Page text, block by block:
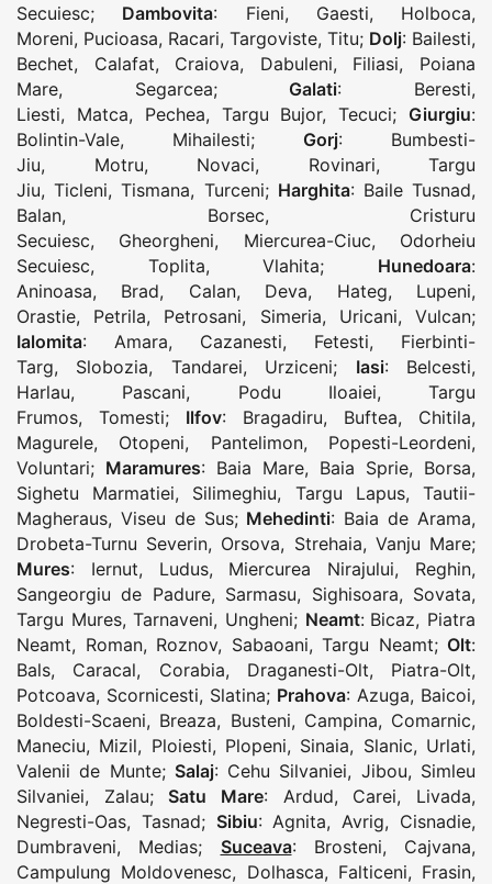
Secuiesc; Dambovita: Fieni, Gaesti, Holboca,
Moreni, Pucioasa, Racari, Targoviste, Titu; Dolj: Bailesti,
Bechet, Calafat, Craiova, Dabuleni, Filiasi, Poiana
Mare, Segarcea; Galati: Beresti,
Liesti, Matca, Pechea, Targu Bujor,Tecuci; Giurgiu:
Bolintin-Vale, Mihailesti; Gorj: Bumbesti-
Jiu, Motru, Novaci, Rovinari, Targu
Jiu,Ticleni,Tismana, Turceni; Harghita: Baile Tusnad,
Balan, Borsec, Cristuru
Secuiesc, Gheorgheni, Miercurea-Ciuc, Odorheiu
Secuiesc, Toplita,Vlahita; Hunedoara:
Aninoasa, Brad, Calan, Deva, Hateg, Lupeni,
Orastie, Petrila, Petrosani, Simeria, Uricani,Vulcan;
Ialomita: Amara, Cazanesti, Fetesti, Fierbinti-
Targ, Slobozia, Tandarei, Urziceni; Iasi: Belcesti,
Harlau, Pascani, Podu Iloaiei, Targu
Frumos, Tomesti; Ilfov: Bragadiru, Buftea, Chitila,
Magurele, Otopeni, Pantelimon, Popesti-Leordeni,
Voluntari; Maramures: Baia Mare, Baia Sprie, Borsa,
Sighetu Marmatiei, Silimeghiu, Targu Lapus,Tautii-
Magheraus, Viseu de Sus; Mehedinti: Baia de Arama,
Drobeta-Turnu Severin, Orsova, Strehaia, Vanju Mare;
Mures: Iernut, Ludus, Miercurea Nirajului, Reghin,
Sangeorgiu de Padure, Sarmasu, Sighisoara, Sovata,
Targu Mures,Tarnaveni, Ungheni; Neamt: Bicaz, Piatra
Neamt, Roman, Roznov, Sabaoani, Targu Neamt; Olt:
Bals, Caracal, Corabia, Draganesti-Olt, Piatra-Olt,
Potcoava, Scornicesti, Slatina; Prahova: Azuga, Baicoi,
Boldesti-Scaeni, Breaza, Busteni, Campina, Comarnic,
Maneciu, Mizil, Ploiesti, Plopeni, Sinaia, Slanic, Urlati,
Valenii de Munte; Salaj: Cehu Silvaniei, Jibou, Simleu
Silvaniei, Zalau; Satu Mare: Ardud, Carei, Livada,
Negresti-Oas, Tasnad; Sibiu: Agnita, Avrig, Cisnadie,
Dumbraveni, Medias; Suceava: Brosteni, Cajvana,
Campulung Moldovenesc, Dolhasca, Falticeni, Frasin,